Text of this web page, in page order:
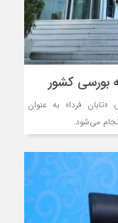
بورسی کشور
«تابان فردا» به عنوان
می‌شود.